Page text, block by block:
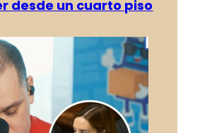
desde un cuarto piso